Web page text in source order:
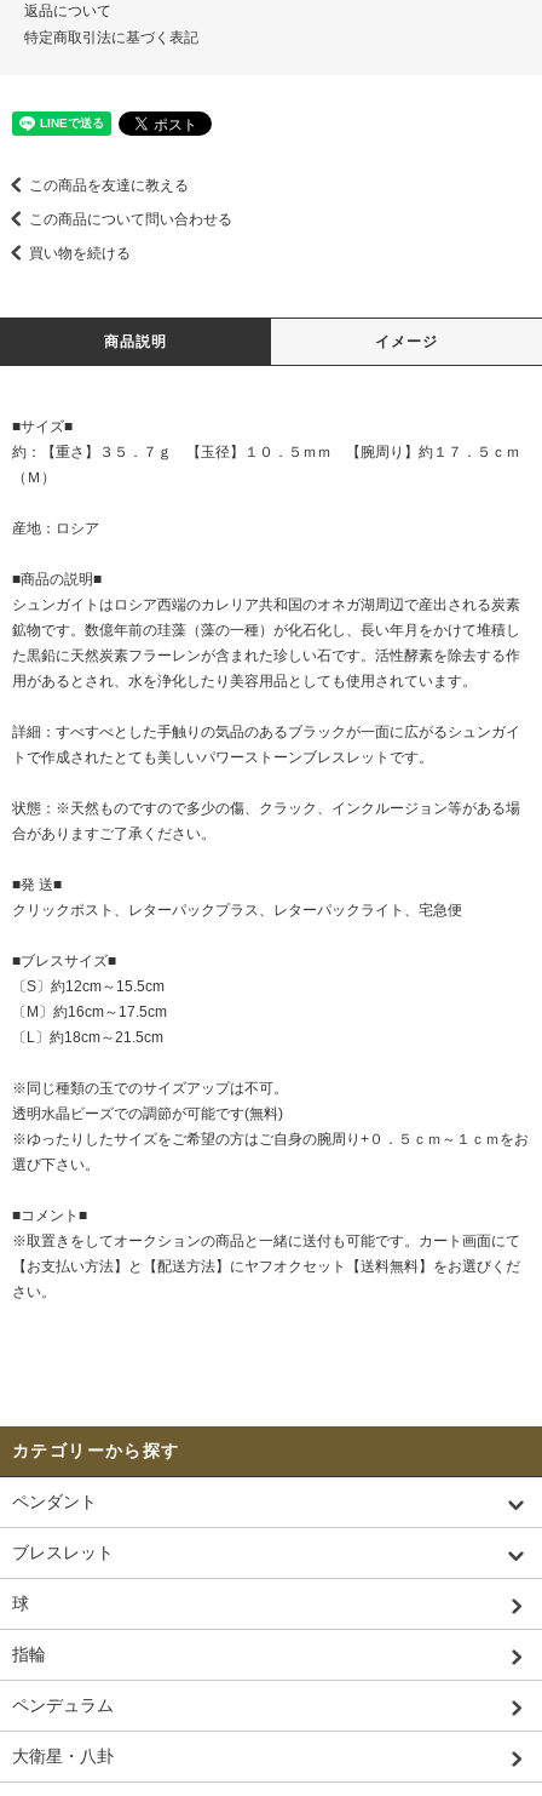
返品について
特定商取引法に基づく表記
この商品を友達に教える
この商品について問い合わせる
買い物を続ける
商品説明 イメージ
■サイズ■
約：【重さ】３５．７ｇ 【玉径】１０．５ｍｍ 【腕周り】約１７．５ｃｍ
（Ｍ）
産地：ロシア
■商品の説明■
シュンガイトはロシア西端のカレリア共和国のオネガ湖周辺で産出される炭素
鉱物です。数億年前の珪藻（藻の一種）が化石化し、長い年月をかけて堆積し
た黒鉛に天然炭素フラーレンが含まれた珍しい石です。活性酵素を除去する作
用があるとされ、水を浄化したり美容用品としても使用されています。
詳細：すべすべとした手触りの気品のあるブラックが一面に広がるシュンガイ
トで作成されたとても美しいパワーストーンブレスレットです。
状態：※天然ものですので多少の傷、クラック、インクルージョン等がある場
合がありますご了承ください。
■発 送■
クリックポスト、レターパックプラス、レターパックライト、宅急便
■ブレスサイズ■
〔S〕約12cm～15.5cm
〔M〕約16cm～17.5cm
〔L〕約18cm～21.5cm
※同じ種類の玉でのサイズアップは不可。
透明水晶ビーズでの調節が可能です(無料)
※ゆったりしたサイズをご希望の方はご自身の腕周り+０．５ｃｍ～１ｃｍをお
選び下さい。
■コメント■
※取置きをしてオークションの商品と一緒に送付も可能です。カート画面にて
【お支払い方法】と【配送方法】にヤフオクセット【送料無料】をお選びくだ
さい。
カテゴリーから探す
ペンダント
ブレスレット
球
指輪
ペンデュラム
大衛星・八卦